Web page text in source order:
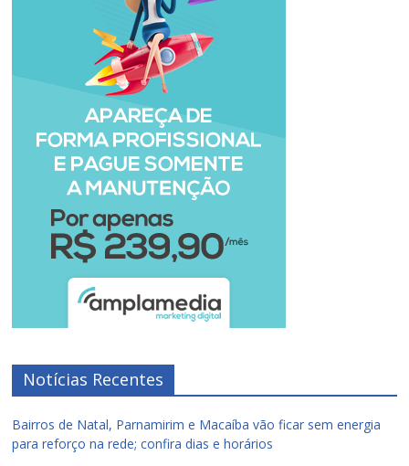
Notícias Recentes
Bairros de Natal, Parnamirim e Macaíba vão ficar sem energia
para reforço na rede; confira dias e horários